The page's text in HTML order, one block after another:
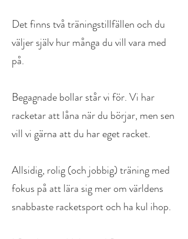
Det finns två träningstillfällen och du
väljer själv hur många du vill vara med
på.
Begagnade bollar står vi för. Vi har
racketar att låna när du börjar, men sen
vill vi gärna att du har eget racket.
Allsidig, rolig (och jobbig) träning med
fokus på att lära sig mer om världens
snabbaste racketsport och ha kul ihop.